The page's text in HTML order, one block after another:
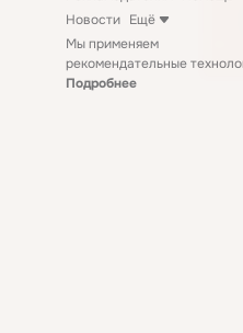
Новости Ещё
Мы применяем
рекомендательные
Подробнее